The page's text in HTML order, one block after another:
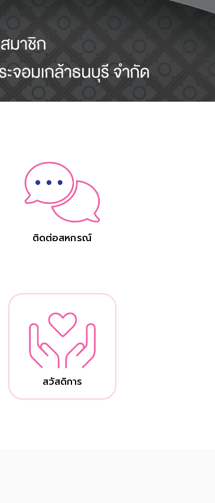
ติดต่อสหกรณ์
สวัสดิการ